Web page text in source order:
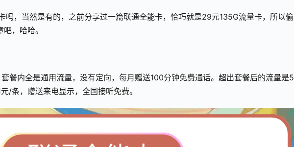
吗，当然是有的，之前分享过一篇联通全能卡，恰巧就是29元135G流量卡，所以偷
，哈哈。
餐内全是通用流量，没有定向，每月赠送100分钟免费通话。超出套餐后的流量是5
/条，赠送来电显示，全国接听免费。